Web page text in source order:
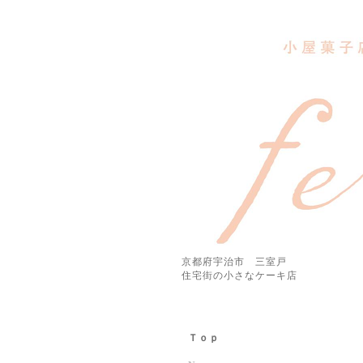
京都府宇治市 三室戸
住宅街の小さなケーキ店
Ｔｏｐ